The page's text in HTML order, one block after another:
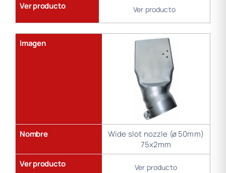
Ver producto
Ver producto
Imagen
Nombre
Wide slot nozzle (ø 50mm)
75x2mm
Ver producto
Ver producto